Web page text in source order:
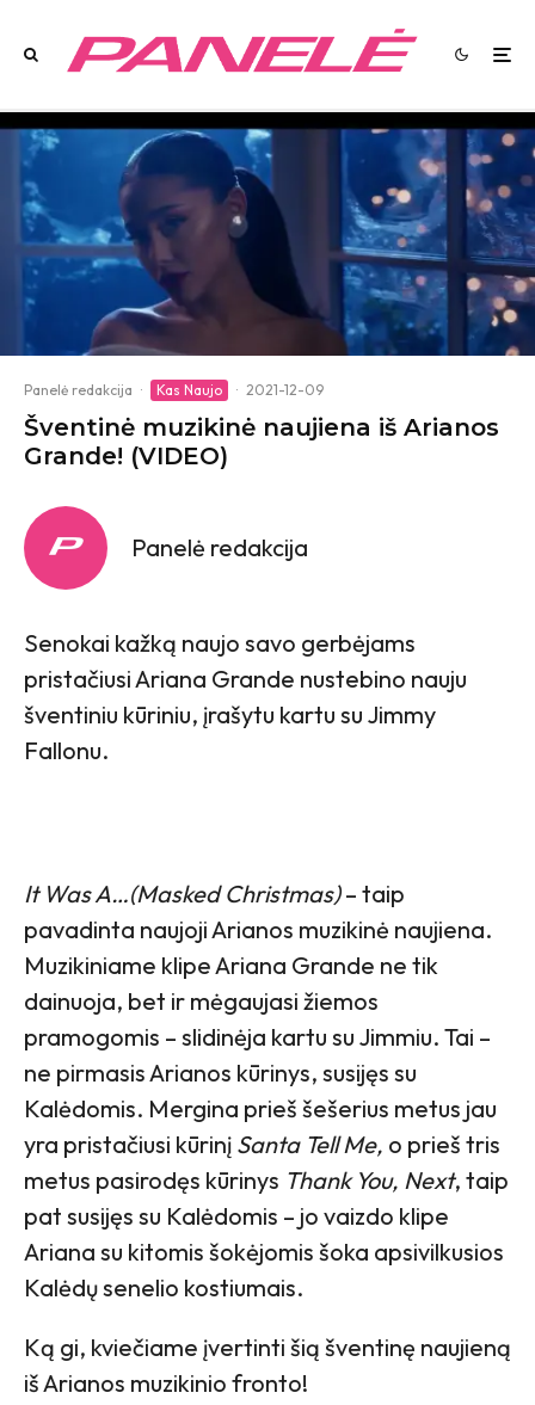
Panelė redakcija · Kas Naujo · 2021-12-09
Šventinė muzikinė naujiena iš Arianos
Grande! (VIDEO)
Panelė redakcija
Senokai kažką naujo savo gerbėjams
pristačiusi Ariana Grande nustebino nauju
šventiniu kūriniu, įrašytu kartu su Jimmy
Fallonu.
It Was A…(Masked Christmas)– taip
pavadinta naujoji Arianos muzikinė naujiena.
Muzikiniame klipe Ariana Grande ne tik
dainuoja, bet ir mėgaujasi žiemos
pramogomis – slidinėja kartu su Jimmiu. Tai –
ne pirmasis Arianos kūrinys, susijęs su
Kalėdomis. Mergina prieš šešerius metus jau
yra pristačiusi kūrinį Santa Tell Me, o prieš tris
metus pasirodęs kūrinys Thank You, Next, taip
pat susijęs su Kalėdomis – jo vaizdo klipe
Ariana su kitomis šokėjomis šoka apsivilkusios
Kalėdų senelio kostiumais.
Ką gi, kviečiame įvertinti šią šventinę naujieną
iš Arianos muzikinio fronto!